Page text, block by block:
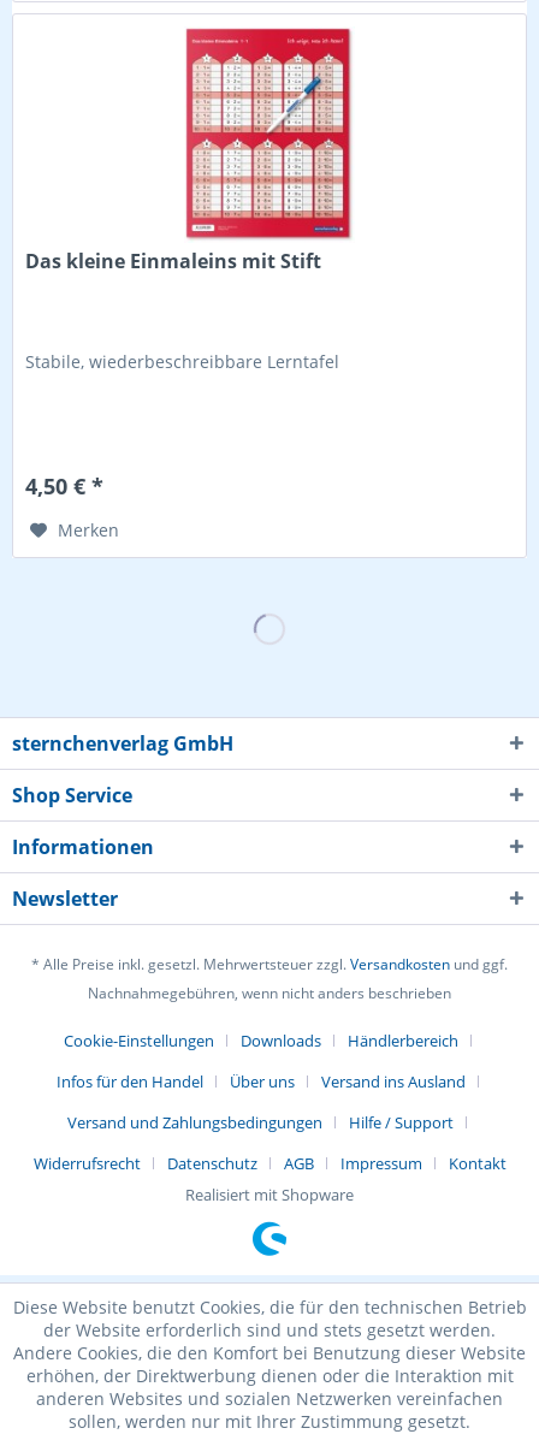
Das kleine Einmaleins mit Stift
Stabile, wiederbeschreibbare Lerntafel
4,50 € *
Merken
sternchenverlag GmbH
Shop Service
Informationen
Newsletter
* Alle Preise inkl. gesetzl. Mehrwertsteuer zzgl.Versandkosten und ggf.
Nachnahmegebühren, wenn nicht anders beschrieben
Cookie-Einstellungen Downloads
Händlerbereich
Infos für den Handel
Über uns
Versand ins Ausland
Versand und Zahlungsbedingungen
Hilfe / Support
Widerrufsrecht
Datenschutz AGB Impressum
Kontakt
Realisiert mit Shopware
Diese Website benutzt Cookies, die für den technischen Betrieb
der Website erforderlich sind und stets gesetzt werden.
Andere Cookies, die den Komfort bei Benutzung dieser Website
erhöhen, der Direktwerbung dienen oder die Interaktion mit
anderen Websites und sozialen Netzwerken vereinfachen
sollen, werden nur mit Ihrer Zustimmung gesetzt.